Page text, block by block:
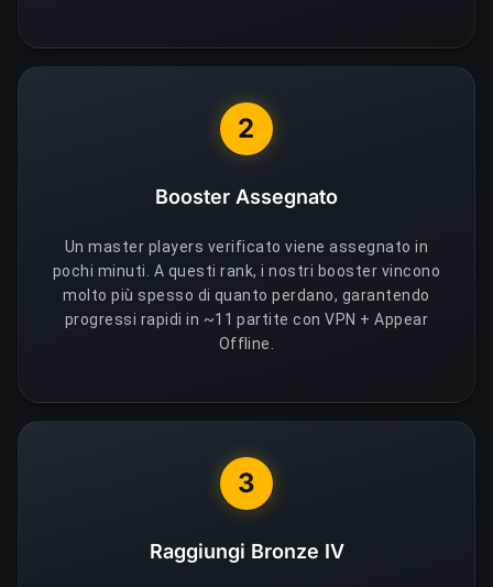
2
Booster Assegnato
Un master players verificato viene assegnato in
pochi minuti. A questi rank, i nostri booster vincono
molto più spesso di quanto perdano, garantendo
progressi rapidi in ~11 partite con VPN + Appear
Offline.
3
Raggiungi Bronze IV